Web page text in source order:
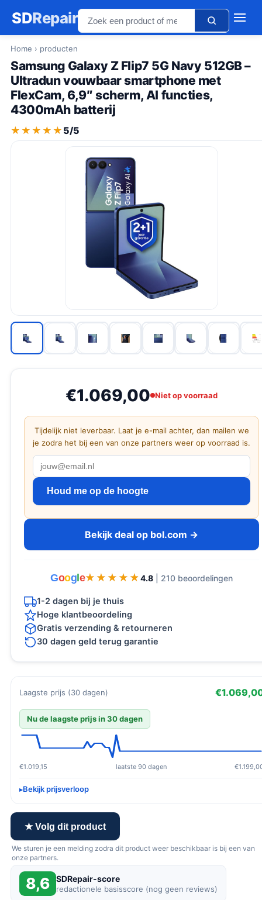
SDRepair
Home › producten
Samsung Galaxy Z Flip7 5G Navy 512GB –
Ultradun vouwbaar smartphone met
FlexCam, 6,9″ scherm, AI functies,
4300mAh batterij
★★★★★
★★★★★ 5/5
€1.069,00 Niet op voorraad
Tijdelijk niet leverbaar. Laat je e-mail achter, dan mailen we
je zodra het bij een van onze partners weer op voorraad is.
Houd me op de hoogte
Bekijk deal op bol.com →
Goog e★★★★★
★★★★★ 4.8 | 210 beoordelingen
1-2 dagen bij je thuis
Hoge klantbeoordeling
Gratis verzending & retourneren
30 dagen geld terug garantie
Laagste prijs (30 dagen)
Nu de laagste prijs in 30 dagen
€1.019,15 laatste 90 dagen
Bekijk prijsverloop
★ Volg dit product
We sturen je een melding zodra dit product weer beschikbaar is bij een van
onze partners.
8,6 SDRepair-score
redactionele basisscore (nog geen reviews)